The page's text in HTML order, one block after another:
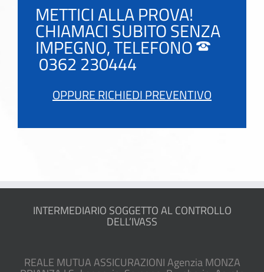
METTICI ALLA PROVA!
CHIAMACI SUBITO SENZA
IMPEGNO, TELEFONO
0362 230444
OPPURE RICHIEDI PREVENTIVO
INTERMEDIARIO SOGGETTO AL CONTROLLO
DELL’IVASS
REALE MUTUA ASSICURAZIONI Agenzia MONZA